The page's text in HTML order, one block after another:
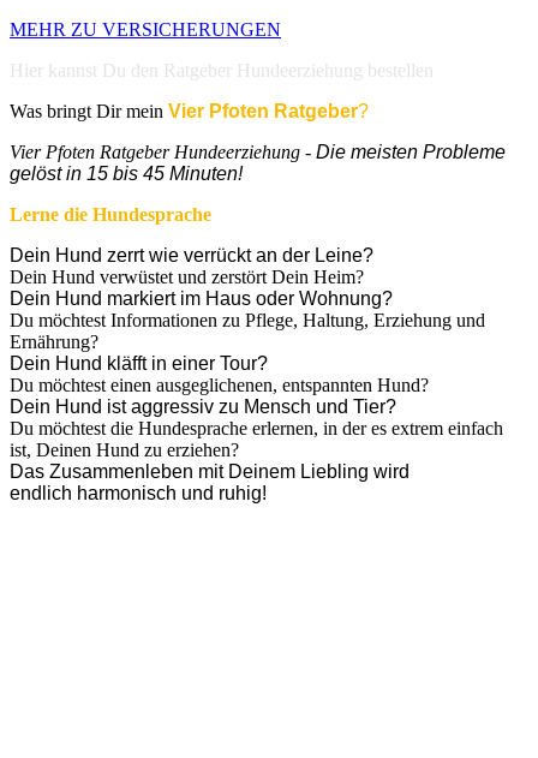
MEHR ZU VERSICHERUNGEN
Hier kannst Du den Ratgeber Hundeerziehung bestellen
Was bringt Dir mein Vier Pfoten Ratgeber?
Vier Pfoten Ratgeber Hundeerziehung - Die meisten Probleme
gelöst in 15 bis 45 Minuten!
Lerne die Hundesprache
Dein Hund zerrt wie verrückt an der Leine?
Dein Hund verwüstet und zerstört Dein Heim?
Dein Hund markiert im Haus oder Wohnung?
Du möchtest Informationen zu Pflege, Haltung, Erziehung und
Ernährung?
Dein Hund kläfft in einer Tour?
Du möchtest einen ausgeglichenen, entspannten Hund?
Dein Hund ist aggressiv zu Mensch und Tier?
Du möchtest die Hundesprache erlernen, in der es extrem einfach
ist, Deinen Hund zu erziehen?
Das Zusammenleben mit Deinem Liebling wird
endlich harmonisch und ruhig!